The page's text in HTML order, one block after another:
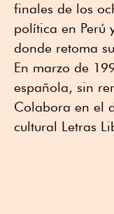
finales de los
política en Perú
donde retoma
En marzo de
española, sin
Colabora en el
cultural Letras